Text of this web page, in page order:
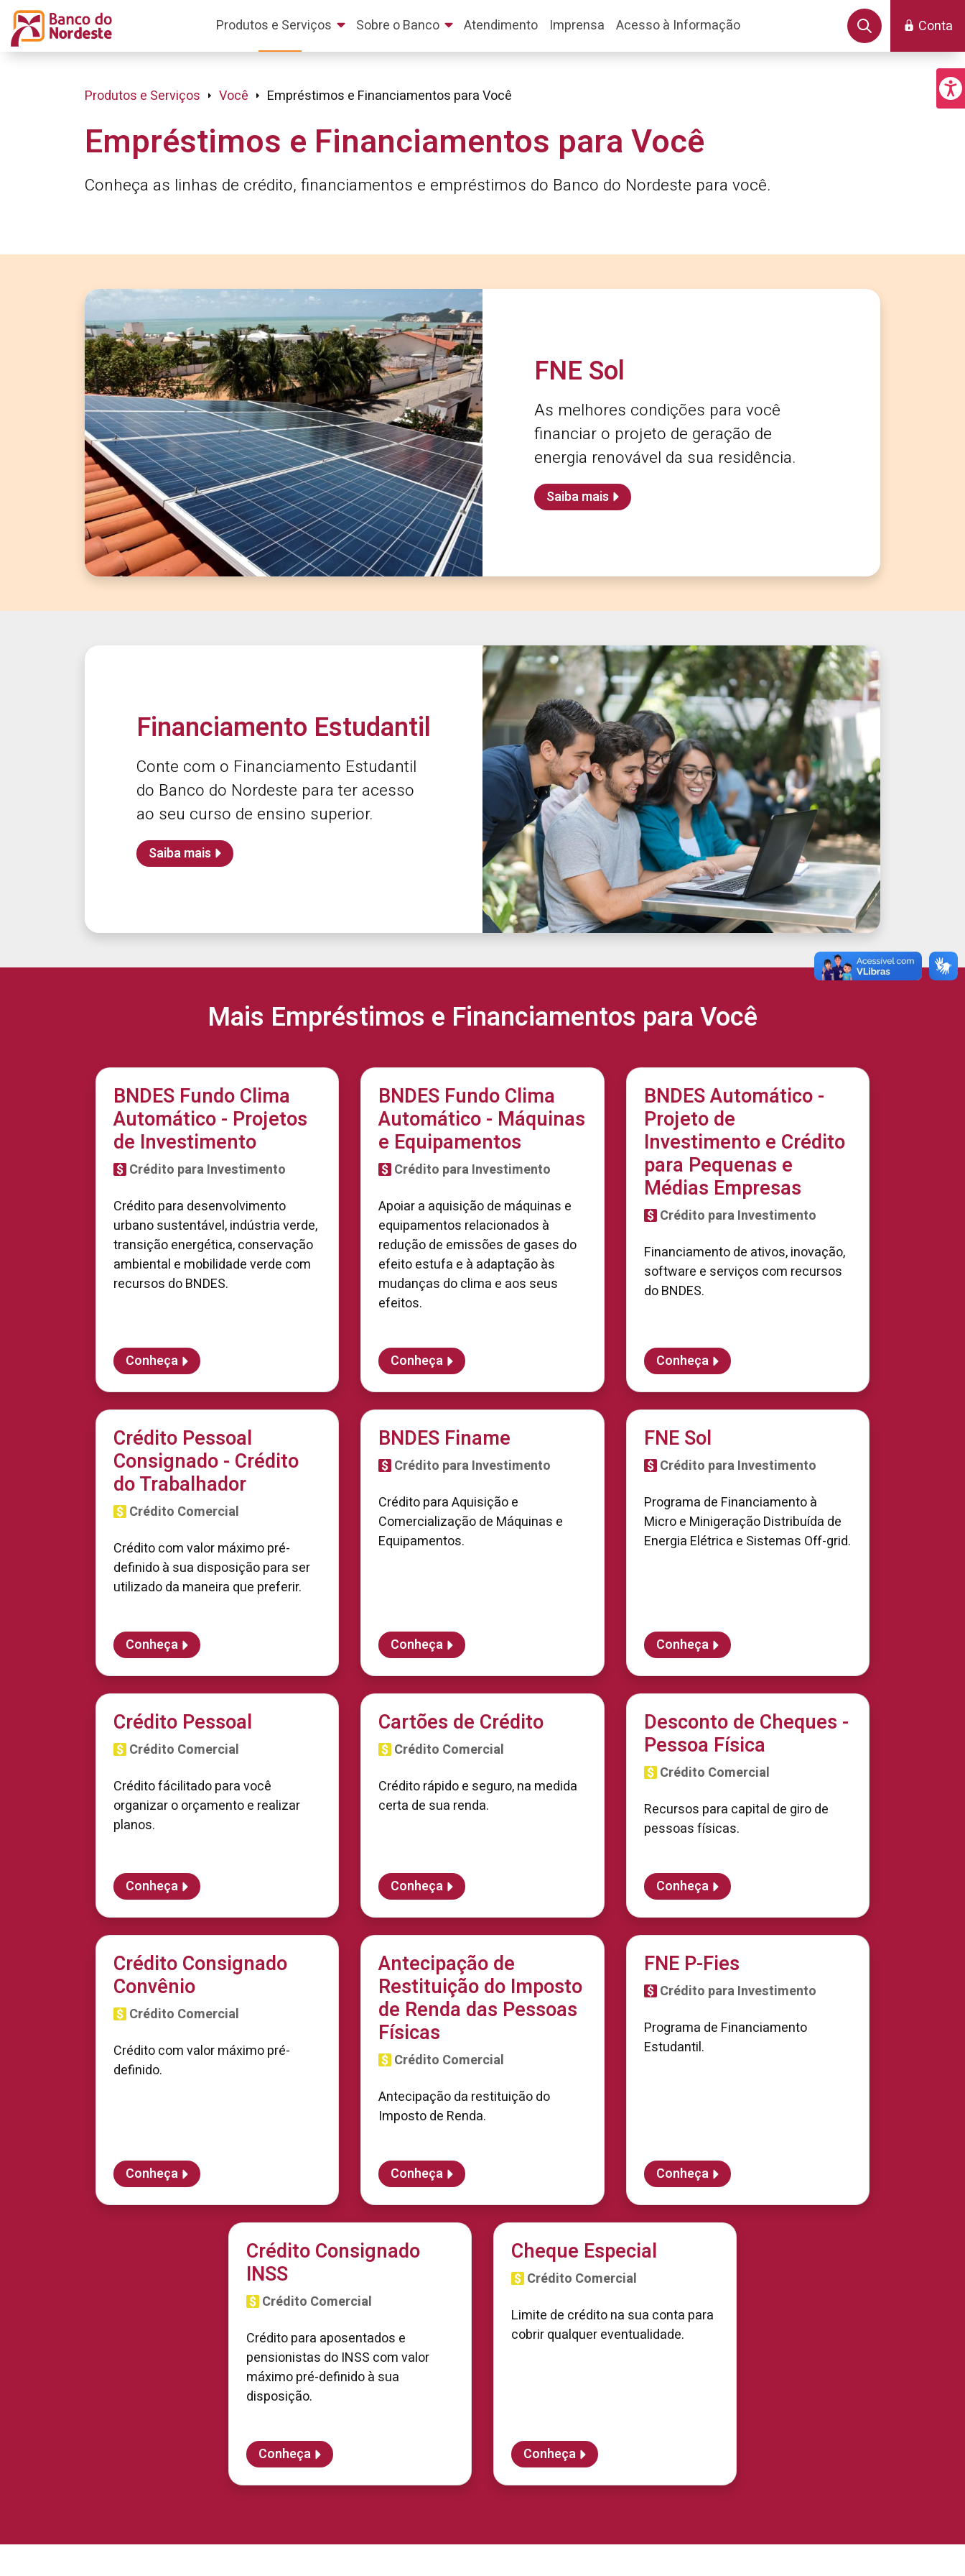
Conta
Produtos e Serviços Sobre o Banco Atendimento Imprensa Acesso à Informação
Produtos e Serviços Você Empréstimos e Financiamentos para Você
Empréstimos e Financiamentos para Você
Conheça as linhas de crédito, financiamentos e empréstimos do Banco do Nordeste para você.
FNE Sol
As melhores condições para você
financiar o projeto de geração de
energia renovável da sua residência.
Saiba mais
Financiamento Estudantil
Conte com o Financiamento Estudantil
do Banco do Nordeste para ter acesso
ao seu curso de ensino superior.
Saiba mais
Mais Empréstimos e Financiamentos para Você
BNDES Fundo Clima
Automático - Projetos
de Investimento
Crédito para Investimento
Crédito para desenvolvimento
urbano sustentável, indústria verde,
transição energética, conservação
ambiental e mobilidade verde com
recursos do BNDES.
Conheça
BNDES Fundo Clima
Automático - Máquinas
e Equipamentos
Crédito para Investimento
Apoiar a aquisição de máquinas e
equipamentos relacionados à
redução de emissões de gases do
efeito estufa e à adaptação às
mudanças do clima e aos seus
efeitos.
Conheça
BNDES Automático -
Projeto de
Investimento e Crédito
para Pequenas e
Médias Empresas
Crédito para Investimento
Financiamento de ativos, inovação,
software e serviços com recursos
do BNDES.
Conheça
Crédito Pessoal
Consignado - Crédito
do Trabalhador
Crédito Comercial
Crédito com valor máximo pré-
definido à sua disposição para ser
utilizado da maneira que preferir.
Conheça
BNDES Finame
Crédito para Investimento
Crédito para Aquisição e
Comercialização de Máquinas e
Equipamentos.
Conheça
FNE Sol
Crédito para Investimento
Programa de Financiamento à
Micro e Minigeração Distribuída de
Energia Elétrica e Sistemas Off-grid.
Conheça
Crédito Pessoal
Crédito Comercial
Crédito fácilitado para você
organizar o orçamento e realizar
planos.
Conheça
Cartões de Crédito
Crédito Comercial
Crédito rápido e seguro, na medida
certa de sua renda.
Conheça
Desconto de Cheques -
Pessoa Física
Crédito Comercial
Recursos para capital de giro de
pessoas físicas.
Conheça
Crédito Consignado
Convênio
Crédito Comercial
Crédito com valor máximo pré-
definido.
Conheça
Antecipação de
Restituição do Imposto
de Renda das Pessoas
Físicas
Crédito Comercial
Antecipação da restituição do
Imposto de Renda.
Conheça
FNE P-Fies
Crédito para Investimento
Programa de Financiamento
Estudantil.
Conheça
Crédito Consignado
INSS
Crédito Comercial
Crédito para aposentados e
pensionistas do INSS com valor
máximo pré-definido à sua
disposição.
Conheça
Cheque Especial
Crédito Comercial
Limite de crédito na sua conta para
cobrir qualquer eventualidade.
Conheça